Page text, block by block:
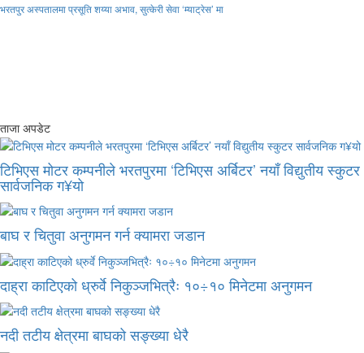
भरतपुर अस्पतालमा प्रसूति शय्या अभाव, सुत्केरी सेवा ‘म्याट्रेस’ मा
ताजा अपडेट
टिभिएस मोटर कम्पनीले भरतपुरमा ‘टिभिएस अर्बिटर’ नयाँ विद्युतीय स्कुटर
सार्वजनिक ग¥यो
बाघ र चितुवा अनुगमन गर्न क्यामरा जडान
दाह्रा काटिएको ध्रुर्वे निकुञ्जभित्रैः १०÷१० मिनेटमा अनुगमन
नदी तटीय क्षेत्रमा बाघको सङ्ख्या धेरै